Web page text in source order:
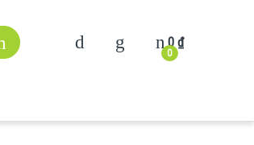
0
0₫